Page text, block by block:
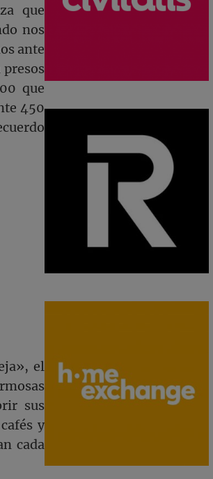
que
nos
ante
que
450
el
sus
y
cada